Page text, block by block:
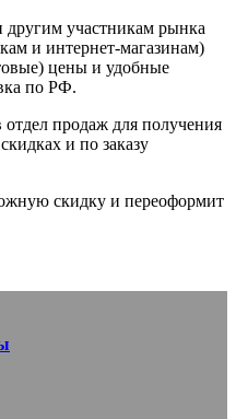
другим участникам рынка
и интернет-магазинам)
цены и удобные
по РФ.
отдел продаж для получения
и по заказу
скидку и переоформит